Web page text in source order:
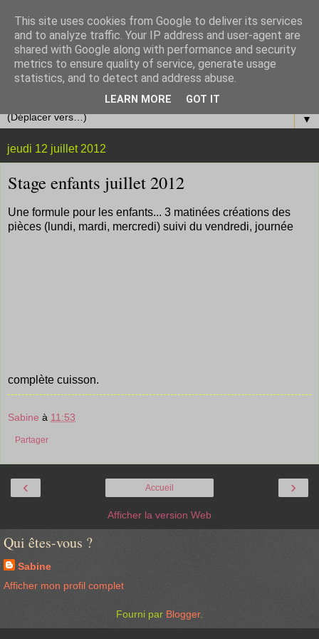
▼
jeudi 12 juillet 2012
Stage enfants juillet 2012
Une formule pour les enfants... 3 matinées créations des
pièces (lundi, mardi, mercredi) suivi du vendredi, journée
complète cuisson.
Sabine à 11:53
Partager
‹ ›
Accueil
Afficher la version Web
Qui êtes-vous ?
Sabine
Afficher mon profil complet
Fourni par Blogger.
This site uses cookies from Google to deliver its services
and to analyze traffic. Your IP address and user-agent are
shared with Google along with performance and security
metrics to ensure quality of service, generate usage
statistics, and to detect and address abuse.
LEARN MORE GOT IT